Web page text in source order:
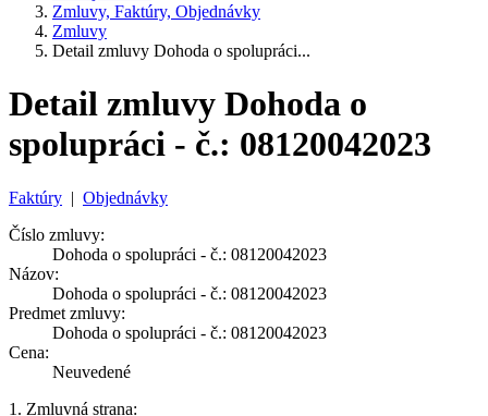
Zmluvy, Faktúry, Objednávky
Zmluvy
Detail zmluvy Dohoda o spolupráci...
Detail zmluvy Dohoda o
spolupráci - č.: 08120042023
Faktúry | Objednávky
Číslo zmluvy:
Dohoda o spolupráci - č.: 08120042023
Názov:
Dohoda o spolupráci - č.: 08120042023
Predmet zmluvy:
Dohoda o spolupráci - č.: 08120042023
Cena:
Neuvedené
1. Zmluvná strana: